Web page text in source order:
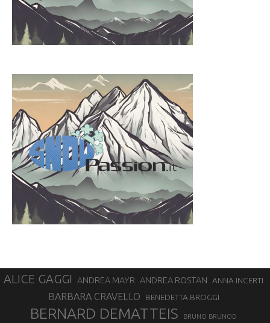
ALICE GAGGI ANDREA MAYR ANDREA ROSTAN ANNA INCERTI
BARBARA CRAVELLO BENEDETTA BROGGI
BERNARD DEMATTEIS BRUNO BRUNOD